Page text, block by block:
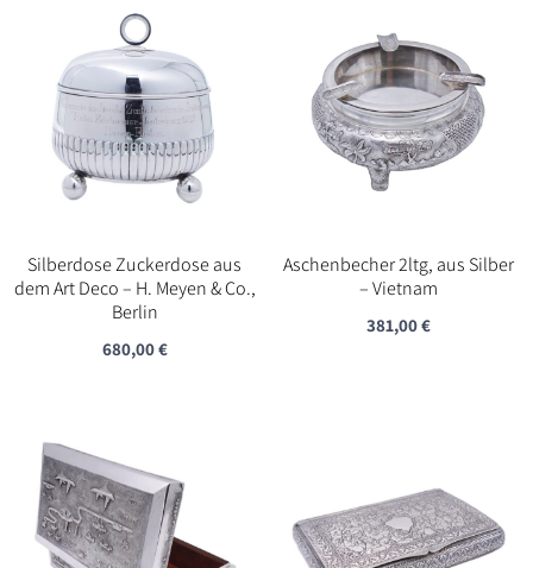
Silberdose Zuckerdose aus
dem Art Deco – H. Meyen & Co.,
Berlin
680,00€
Aschenbecher 2ltg, aus Silber
– Vietnam
381,00€